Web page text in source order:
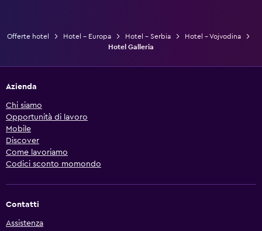
Offerte hotel Hotel - Europa Hotel - Serbia
Hotel - Vojvodina
Hotel Galleria
Azienda
Chi siamo
Opportunità di lavoro
Mobile
Discover
Come lavoriamo
Codici sconto momondo
Contatti
Assistenza